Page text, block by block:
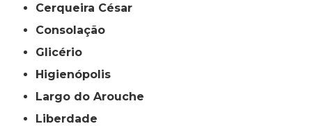
Cerqueira César
Consolação
Glicério
Higienópolis
Largo do Arouche
Liberdade